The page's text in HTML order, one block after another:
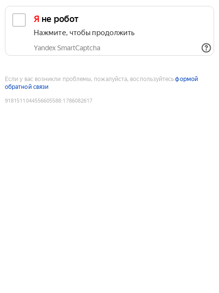
Я не робот
Нажмите, чтобы продолжить
Yandex SmartCaptcha
Если у вас возникли проблемы, пожалуйста, воспользуйтесьформой
обратной связи
9181511044556605588:1786082617